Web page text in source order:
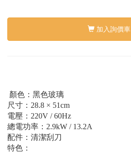
加入詢價車
顏色：黑色玻璃
尺寸：28.8 × 51cm
電壓：220V / 60Hz
總電功率：2.9kW / 13.2A
配件：清潔刮刀
特色：